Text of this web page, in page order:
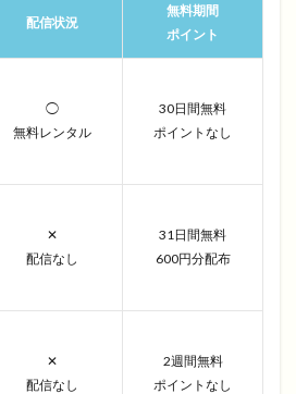
配信状況
無料期間
ポイント
◯
無料レンタル
30日間無料
ポイントなし
✕
配信なし
31日間無料
600円分配布
✕
配信なし
2週間無料
ポイントなし